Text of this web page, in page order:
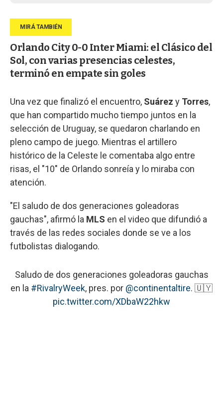
Orlando City 0-0 Inter Miami: el Clásico del
Sol, con varias presencias celestes,
terminó en empate sin goles
Una vez que finalizó el encuentro, Suárez y Torres,
que han compartido mucho tiempo juntos en la
selección de Uruguay, se quedaron charlando en
pleno campo de juego. Mientras el artillero
histórico de la Celeste le comentaba algo entre
risas, el "10" de Orlando sonreía y lo miraba con
atención.
"El saludo de dos generaciones goleadoras
gauchas", afirmó la MLS en el video que difundió a
través de las redes sociales donde se ve a los
futbolistas dialogando.
Saludo de dos generaciones goleadoras gauchas
en la #RivalryWeek, pres. por @continentaltire. 🇺🇾
pic.twitter.com/XDbaW22hkw